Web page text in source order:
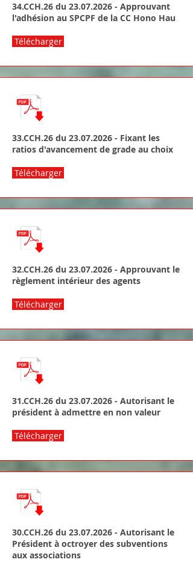
34.CCH.26 du 23.07.2026 - Approuvant
l'adhésion au SPCPF de la CC Hono Hau
Télécharger
33.CCH.26 du 23.07.2026 - Fixant les
ratios d'avancement de grade au choix
Télécharger
32.CCH.26 du 23.07.2026 - Approuvant le
règlement intérieur des agents
Télécharger
31.CCH.26 du 23.07.2026 - Autorisant le
président à admettre en non valeur
Télécharger
30.CCH.26 du 23.07.2026 - Autorisant le
Président à octroyer des subventions
aux associations